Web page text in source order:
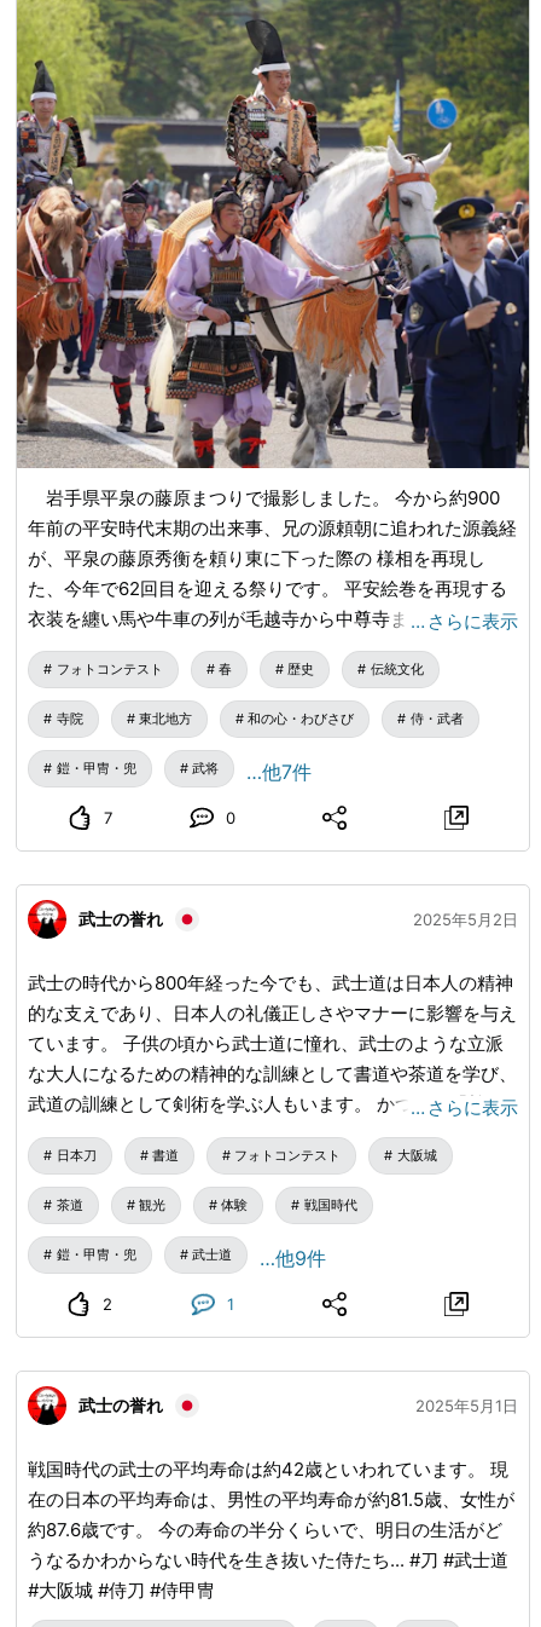
た魅力を、正しい知識とともに伝え、次の世代へつなげるこ
とも重要な使命と考えています。 ■和敬堂で扱っている日
本刀や刀装具ってどんなもの？ 和敬堂では、太刀・刀（た
ち・かたな）、脇差（わきざし）、短刀（たんとう）などの
さまざまな種類の刀剣を取り扱っております。 さらに、鍔
（つば）・縁頭（ふちがしら）・目貫（めぬき）・小柄（こ
づか）などの刀装具も多数取り揃えております。 美術品と
しての価値が高く、装飾・コレクション用途としても人気で
す。 ■和敬堂のオンライン販売とは？ 店頭にお越しいただ
けないお客様は、是非オンライン（通販）での購入をご利用
ください。 アメリカ、カナダ、オーストラリア、ヨーロッ
パ、アジア圏など世界中の刀剣ファンの皆様に商品をお届け
しております。 ご注文方法：wakeidou.com ...公式ホーム
ページには商品写真や詳細な説明も掲載しておりますので、
全国どこからでも安心してご購入いただけます。 日本刀の
ひとつです。 ■刀を売りたい・査定してほしい場合はどう
すればいい？ ご不要になった刀や、相続などで譲り受けた
刀、価値がわからない刀についても、状態・鑑定書の有無な
どを総合的に見て、適正に評価・買取いたします。 もちろ
ん、査定費用は無料です。 また、買取方法は「店頭での買
取」「ご自宅への出張買取」「郵送による鑑定・査定」をご
用意しております。 お客様のご都合に合わせてお選びいた
だけますので、まずはお気軽にご相談ください。 ■和敬堂
はどこある？アクセス情報 和敬堂の店舗は、新潟県長岡市
柏町1丁目にございます。 JR長岡駅西口から徒歩13分ほど
のアクセスで、駐車場も完備しています。 営業時間：
具に興味を持ってくださった皆様と、「日本刀を通じたご
縁」でつながっていきたいと考えています。 ・日本刀を購
方 ・コレクションをさらに充実させたい方 ・初めて刀に触
れてみたい方 国内外問わず、どなたでも大歓迎です。 日本
刀という“文化資産”の魅力を、皆様と一緒に楽しみ、未来へ
つなぐお手伝いをいたします。 どうぞ今後とも、和敬堂を
よろしくお願いいたします。wakeidou.com/
岩手県平泉の藤原まつりで撮影しました。 今から約900
年前の平安時代末期の出来事、兄の源頼朝に追われた源義経
が、平泉の藤原秀衡を頼り東に下った際の 様相を再現し
た、今年で62回目を迎える祭りです。 平安絵巻を再現する
衣装を纏い馬や牛車の列が毛越寺から中尊寺まで行列しま
す。 写真は、毛越寺正門を出発した勇壮な武者を撮影し
ました。
… さらに表示
フォトコンテスト 春 歴史 伝統文化
寺院 東北地方 和の心・わびさび 侍・武者
鎧・甲冑・兜 武将 …他7件
7 0
武士の誉れ 2025年5月2日
武士の時代から800年経った今でも、武士道は日本人の精神
的な支えであり、日本人の礼儀正しさやマナーに影響を与え
ています。 子供の頃から武士道に憧れ、武士のような立派
な大人になるための精神的な訓練として書道や茶道を学び、
武道の訓練として剣術を学ぶ人もいます。 かつては「尊敬
される人」を「武士」と呼んでいました。その他は一般的に
単なる侍です。 海外から武士道を学び、「侍」を志す人た
ちが、今夜は侍の刀を振るう。 #刀 #武士道 #侍刀
… さらに表示
日本刀 書道 フォトコンテスト 大阪城
茶道 観光 体験 戦国時代
鎧・甲冑・兜 武士道 …他9件
2 1
武士の誉れ 2025年5月1日
戦国時代の武士の平均寿命は約42歳といわれています。 現
在の日本の平均寿命は、男性の平均寿命が約81.5歳、女性が
約87.6歳です。 今の寿命の半分くらいで、明日の生活がど
うなるかわからない時代を生き抜いた侍たち... #刀 #武士道
#大阪城 #侍刀 #侍甲冑